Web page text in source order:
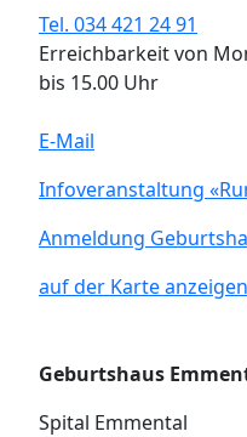
Tel. 034 421 24 91
Erreichbarkeit von
bis 15.00 Uhr
E-Mail
Infoveranstaltung
Anmeldung
auf der Karte anzeigen
Geburtshaus
Spital Emmental